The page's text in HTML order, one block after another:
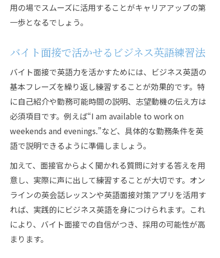
用の場でスムーズに活用することがキャリアアップの第
一歩となるでしょう。
バイト面接で活かせるビジネス英語練習法
バイト面接で英語力を活かすためには、ビジネス英語の
基本フレーズを繰り返し練習することが効果的です。特
に自己紹介や勤務可能時間の説明、志望動機の伝え方は
必須項目です。例えば“I am available to work on
weekends and evenings.”など、具体的な勤務条件を英
語で説明できるように準備しましょう。
加えて、面接官からよく聞かれる質問に対する答えを用
意し、実際に声に出して練習することが大切です。オン
ラインの英会話レッスンや英語面接対策アプリを活用す
れば、実践的にビジネス英語を身につけられます。これ
により、バイト面接での自信がつき、採用の可能性が高
まります。